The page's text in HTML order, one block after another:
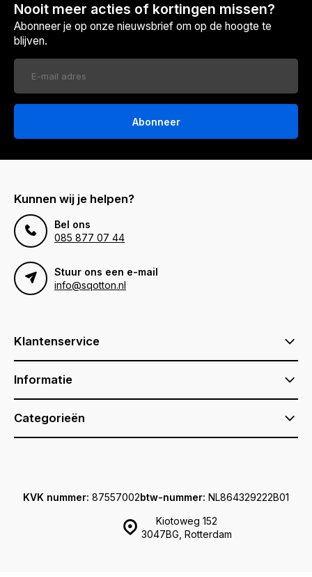
Nooit meer acties of kortingen missen?
Abonneer je op onze nieuwsbrief om op de hoogte te
blijven.
Abonneer
Kunnen wij je helpen?
Bel ons
085 877 07 44
Stuur ons een e-mail
info@sqotton.nl
Klantenservice
Informatie
Categorieën
Kiotoweg 152
3047BG, Rotterdam
KVK nummer: 87557002btw-nummer: NL864329222B01